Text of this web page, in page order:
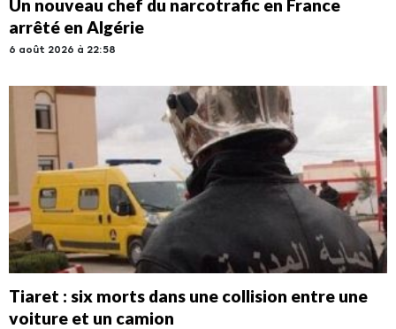
Un nouveau chef du narcotrafic en France
arrêté en Algérie
6 août 2026 à 22:58
Tiaret : six morts dans une collision entre une
voiture et un camion